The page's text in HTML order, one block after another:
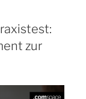
zur